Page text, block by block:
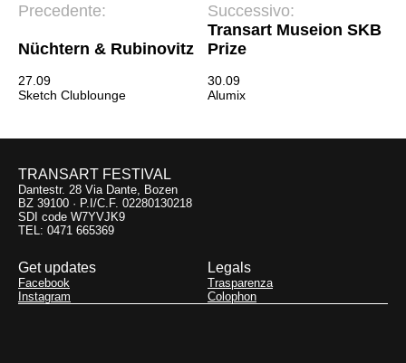
Precedente: Successivo:
Nüchtern & Rubinovitz
27.09
Sketch Clublounge
Transart Museion SKB
Prize
30.09
Alumix
TRANSART FESTIVAL
Dantestr. 28 Via Dante, Bozen
BZ 39100 · P.I/C.F. 02280130218
SDI code W7YVJK9
TEL: 0471 665369
Get updates
Facebook
Instagram
Legals
Trasparenza
Colophon